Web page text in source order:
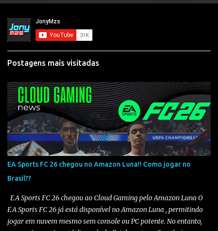
Postagens mais visitadas
EA Sports FC 26 chegou no Amazon Luna!! Como jogar no
Brasil??
EA Sports FC 26 chegou ao Cloud Gaming pelo Amazon Luna O
EA Sports FC 26 já está disponível no Amazon Luna , permitindo
jogar em nuvem mesmo sem console ou PC potente. No entanto,